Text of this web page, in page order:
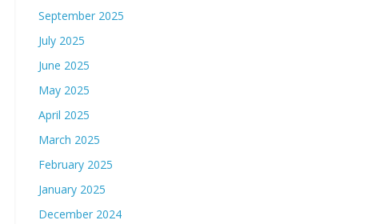
September 2025
July 2025
June 2025
May 2025
April 2025
March 2025
February 2025
January 2025
December 2024